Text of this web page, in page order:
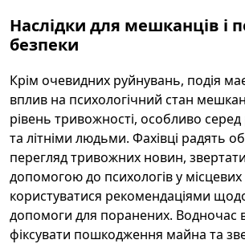
Наслідки для мешканців і
безпеки
Крім очевидних руйнувань, подія
вплив на психологічний стан
рівень тривожності, особливо
та літніми людьми. Фахівці радять
перегляд тривожних новин,
допомогою до психологів у місцевих
користуватися рекомендаціями
допомоги для поранених. Водночас
фіксувати пошкодження майна та